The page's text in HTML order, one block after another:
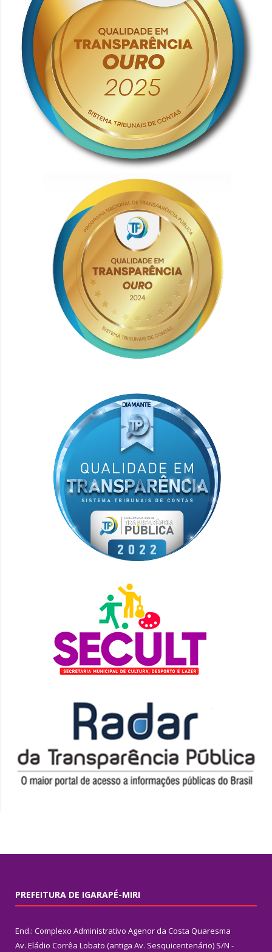
PREFEITURA DE IGARAPÉ-MIRI
End.: Complexo Administrativo Agenor da Costa Quaresma
Av. Eládio Corrêa Lobato (antiga Av. Sesquicentenário) S/N -